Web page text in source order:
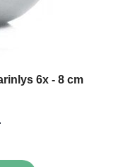
6x - 8 cm